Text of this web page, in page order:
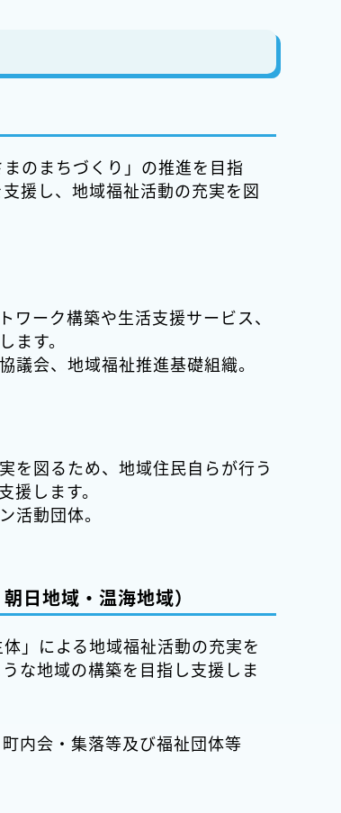
のまちづくり」の推進を目指
援し、地域福祉活動の充実を図
ーク構築や生活支援サービス、
す。
議会、地域福祉推進基礎組織。
を図るため、地域住民自らが行う
します。
活動団体。
日地域・温海地域）
」による地域福祉活動の充実を
な地域の構築を目指し支援しま
内会・集落等及び福祉団体等